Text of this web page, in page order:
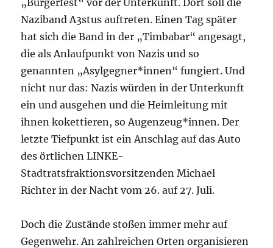
Naziband A3stus auftreten. Einen Tag später
hat sich die Band in der „Timbabar“ angesagt,
die als Anlaufpunkt von Nazis und so
genannten „Asylgegner*innen“ fungiert. Und
nicht nur das: Nazis würden in der Unterkunft
ein und ausgehen und die Heimleitung mit
ihnen kokettieren, so Augenzeug*innen. Der
letzte Tiefpunkt ist ein Anschlag auf das Auto
des örtlichen LINKE-
Stadtratsfraktionsvorsitzenden Michael
Richter in der Nacht vom 26. auf 27. Juli.
Doch die Zustände stoßen immer mehr auf
Gegenwehr. An zahlreichen Orten organisieren